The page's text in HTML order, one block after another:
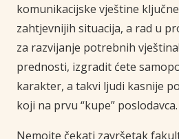
komunikacijske vještine
zahtjevnijih situacija, a rad u
za razvijanje potrebnih
prednosti, izgradit ćete
karakter, a takvi ljudi kasnije
koji na prvu “kupe” poslodavca.
Nemojte čekati završetak